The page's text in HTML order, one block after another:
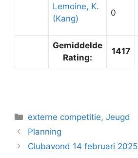
Lemoine, K.
(Kang)
0
Gemiddelde
Rating:
1417
Categorieën
externe competitie,Jeugd
Planning
Clubavond 14 februari 2025